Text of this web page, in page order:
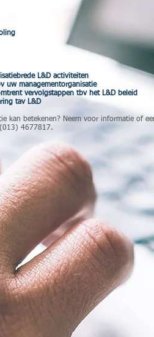
L&D activiteiten
managementorganisatie
vervolgstappen tbv het L&D beleid
tav L&D
kan betekenen? Neem voor informatie of
4677817.